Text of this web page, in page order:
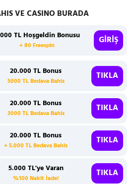
VE CASINO BURADA
TL Hoşgeldin Bonusu
+ 80 Freespin GİRİŞ
20.000 TL Bonus
5000 TL Bedava Bahis TIKLA
20.000 TL Bonus
3000 TL Bedava Bahis TIKLA
20.000 TL Bonus
+ 5.000 TL Bedava Bahis TIKLA
5.000 TL'ye Varan
%100 Nakit İade! TIKLA